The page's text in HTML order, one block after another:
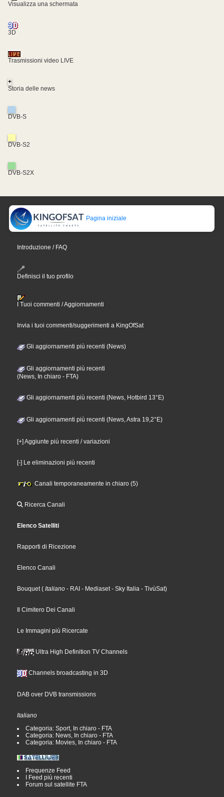
Visualizza una schermata
3D
Trasmissioni video LIVE
+
Storia delle news
DVB-S
DVB-S2
DVB-S2X
Pagina iniziale
Introduzione / FAQ
Definisci il tuo profilo
I Tuoi commenti / Aggiornamenti
Invia i tuoi commenti/suggerimenti a KingOfSat
Gli aggiornamenti più recenti (News)
Gli aggiornamenti più recenti
(News, In chiaro - FTA)
Gli aggiornamenti più recenti (News, Hotbird 13°E)
Gli aggiornamenti più recenti (News, Astra 19,2°E)
[+] Aggiunte più recenti / variazioni
[-] Le eliminazioni più recenti
Canali temporaneamente in chiaro (5)
Ricerca Canali
Elenco Satelliti
Rapporti di Ricezione
Elenco Canali
Bouquet ( Italiano - RAI - Mediaset - Sky Italia - TivùSat)
Il Cimitero Dei Canali
Le Immagini più Ricercate
Ultra High Definition TV Channels
Channels broadcasting in 3D
DAB over DVB transmissions
Italiano
Categoria: Sport, In chiaro - FTA
Categoria: News, In chiaro - FTA
Categoria: Movies, In chiaro - FTA
Frequenze Feed
I Feed più recenti
Forum sul satellite FTA